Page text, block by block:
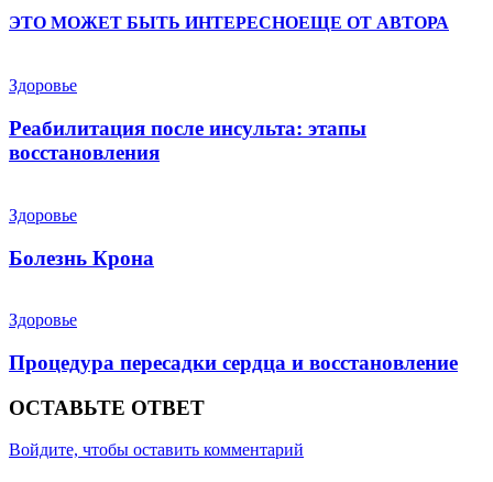
ЭТО МОЖЕТ БЫТЬ ИНТЕРЕСНОЕЩЕ ОТ АВТОРА
Здоровье
Реабилитация после инсульта: этапы
восстановления
Здоровье
Болезнь Крона
Здоровье
Процедура пересадки сердца и восстановление
ОСТАВЬТЕ ОТВЕТ
Войдите, чтобы оставить комментарий